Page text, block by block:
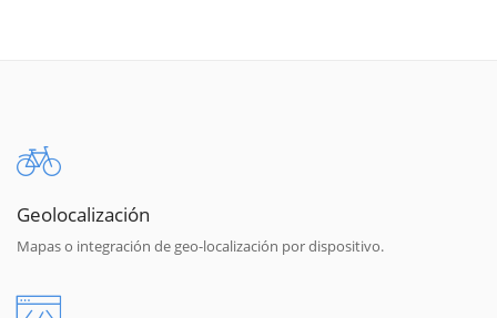
Geolocalización
Mapas o integración de geo-localización por dispositivo.